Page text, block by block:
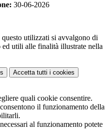
30-06-2026
utilizzati si avvalgono di
ed utili alle finalità illustrate nella
Accetta tutti i cookies
quali cookie consentire.
il funzionamento della
al funzionamento potete